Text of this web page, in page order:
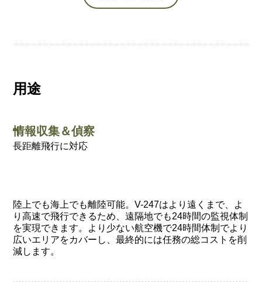
用途
情報収集＆偵察
長距離飛行に対応
陸上でも海上でも離陸可能。V-247はより遠くまで、よ
り高速で飛行できるため、遠隔地でも24時間の監視体制
を実現できます。より少ない航空機で24時間体制でより
広いエリアをカバーし、最終的には任務の総コストを削
減します。